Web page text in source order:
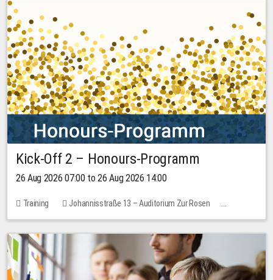
Kick-Off 2 – Honours-Programm
26 Aug 2026 07:00 to 26 Aug 2026 14:00
Training
Johannisstraße 13 – Auditorium Zur Rosen
No free places